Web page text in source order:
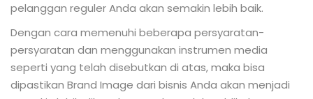
pelanggan reguler Anda akan semakin lebih baik.
Dengan cara memenuhi beberapa persyaratan-
persyaratan dan menggunakan instrumen media
seperti yang telah disebutkan di atas, maka bisa
dipastikan Brand Image dari bisnis Anda akan menjadi